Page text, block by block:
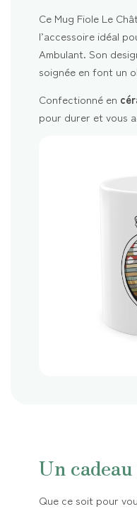
Ce Mug Fiole Le
l’accessoire idéal
Ambulant. Son
soignée en font un
Confectionné en
pour durer et vous
Un
Que ce soit pour